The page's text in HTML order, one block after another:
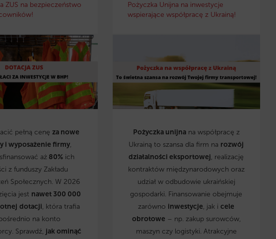
ZUS na bezpieczeństwo
pełną cenęza nowe
i wyposażenie firmy,
aż 80% ich
z funduszy Zakładu
Społecznych. W 2026
jest nawet 300 000
dotacji, która trafia
na konto
Sprawdź, jak ominąć
Pożyczka Unijna na inwestycje
wspierające współpracę z Ukrainą!
Pożyczka unijnana współpracę z
Ukrainą to szansa dla firm na rozwój
działalności eksportowej, realizację
kontraktów międzynarodowych oraz
udział w odbudowie ukraińskiej
gospodarki. Finansowanie obejmuje
zarówno inwestycje, jak icele
obrotowe – np. zakup surowców,
maszyn czy logistyki. Atrakcyjne